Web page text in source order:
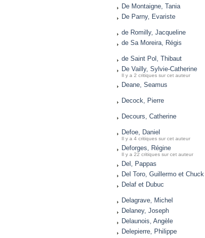
De Montaigne, Tania
De Parny, Evariste
de Romilly, Jacqueline
de Sa Moreira, Régis
de Saint Pol, Thibaut
De Vailly, Sylvie-Catherine
Il y a 2 critiques sur cet auteur
Deane, Seamus
Decock, Pierre
Decours, Catherine
Defoe, Daniel
Il y a 4 critiques sur cet auteur
Deforges, Régine
Il y a 22 critiques sur cet auteur
Del, Pappas
Del Toro, Guillermo et
Delaf et Dubuc
Delagrave, Michel
Delaney, Joseph
Delaunois, Angèle
Delepierre, Philippe